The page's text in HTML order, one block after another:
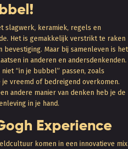
slagwerk, keramiek, regels en
Het is gemakkelijk verstrikt te raken
Maar bij samenleven is het
in anderen en andersdenkenden.
“in je bubbel” passen, zoals
vreemd of bedreigend overkomen.
andere manier van denken heb je de
in je hand.
Experience
komen in een innovatieve mix